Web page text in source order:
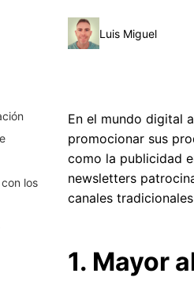
Luis Miguel
los
En el mundo digital
promocionar sus
como la publicidad
newsletters
canales
1. Mayor